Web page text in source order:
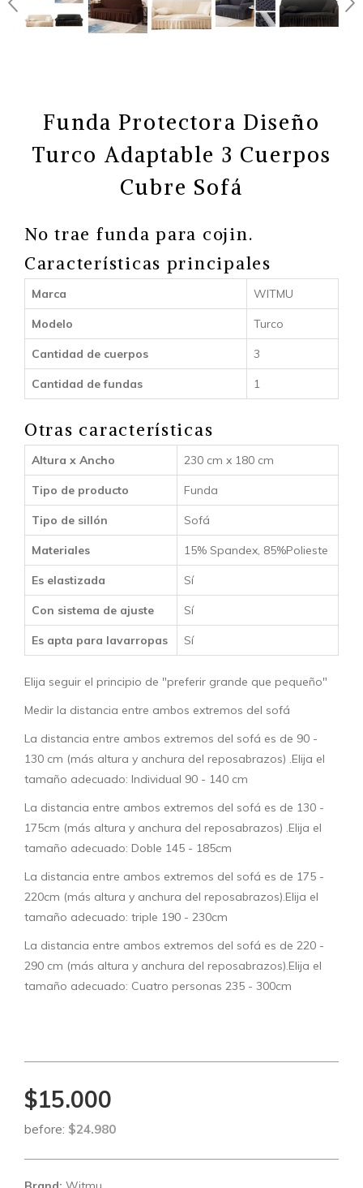
Funda Protectora Diseño
Turco Adaptable 3 Cuerpos
Cubre Sofá
No trae funda para cojin.
Características principales
Marca WITMU
Modelo Turco
Cantidad de cuerpos 3
Cantidad de fundas 1
Otras características
Altura x Ancho 230 cm x 180 cm
Tipo de producto Funda
Tipo de sillón Sofá
Materiales 15% Spandex, 85%Polieste
Es elastizada Sí
Con sistema de ajuste Sí
Es apta para lavarropas Sí
Elija seguir el principio de "preferir grande que pequeño"
Medir la distancia entre ambos extremos del sofá
La distancia entre ambos extremos del sofá es de 90 -
130 cm (más altura y anchura del reposabrazos) .Elija el
tamaño adecuado: Individual 90 - 140 cm
La distancia entre ambos extremos del sofá es de 130 -
175cm (más altura y anchura del reposabrazos) .Elija el
tamaño adecuado: Doble 145 - 185cm
La distancia entre ambos extremos del sofá es de 175 -
220cm (más altura y anchura del reposabrazos).Elija el
tamaño adecuado: triple 190 - 230cm
La distancia entre ambos extremos del sofá es de 220 -
290 cm (más altura y anchura del reposabrazos).Elija el
tamaño adecuado: Cuatro personas 235 - 300cm
$15.000
before: $24.980